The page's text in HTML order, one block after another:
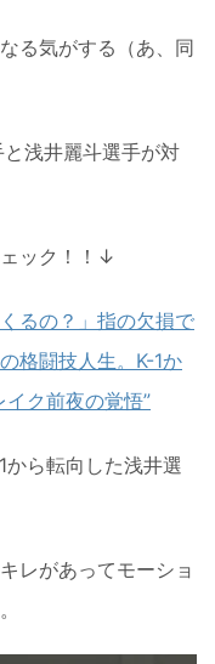
る気がする（あ、同
浅井麗斗選手が対
ック！！↓
るの？」指の欠損で
格闘技人生。K-1か
ク前夜の覚悟”
から転向した浅井選
レがあってモーショ